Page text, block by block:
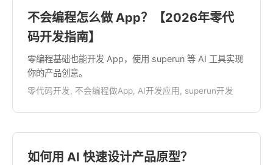
不会编程怎么做 App？【2026年零代
码开发指南】
零编程基础也能开发 App，使用 superun 等 AI 工具实现
你的产品创意。
零代码开发, 不会编程做App, AI开发应用, superun开发
如何用 AI 快速设计产品原型？